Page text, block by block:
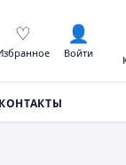
♡ 👤
Войти
КОНТАКТЫ